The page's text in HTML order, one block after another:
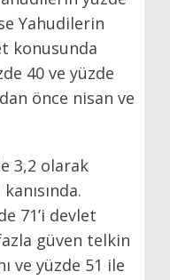
Yahudilerin
konusunda
40 ve yüzde
önce nisan ve
3,2 olarak
71’i devlet
güven telkin
ve yüzde 51 ile